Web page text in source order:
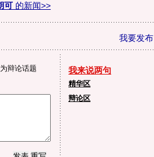
可 的新闻>>
我要发布
辩论话题 我来说两句
精华区
辩论区